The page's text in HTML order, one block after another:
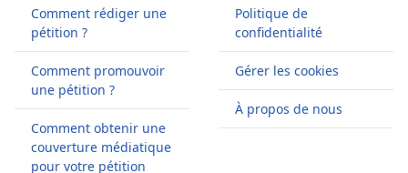
Comment rédiger une
pétition ?
Comment promouvoir
une pétition ?
Comment obtenir une
couverture médiatique
pour votre pétition
Politique de
confidentialité
Gérer les cookies
À propos de nous